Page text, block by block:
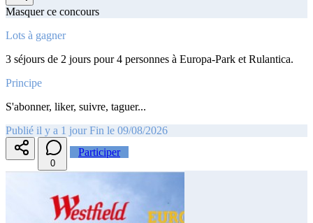
Masquer ce concours
Lots à gagner
3 séjours de 2 jours pour 4 personnes à Europa-Park et Rulantica.
Principe
S'abonner, liker, suivre, taguer...
Publié il y a 1 jour Fin le 09/08/2026
0
Participer